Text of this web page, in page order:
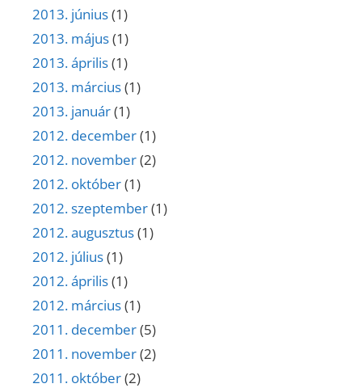
2013. június(1)
2013. május(1)
2013. április(1)
2013. március(1)
2013. január(1)
2012. december(1)
2012. november(2)
2012. október(1)
2012. szeptember(1)
2012. augusztus(1)
2012. július(1)
2012. április(1)
2012. március(1)
2011. december(5)
2011. november(2)
2011. október(2)